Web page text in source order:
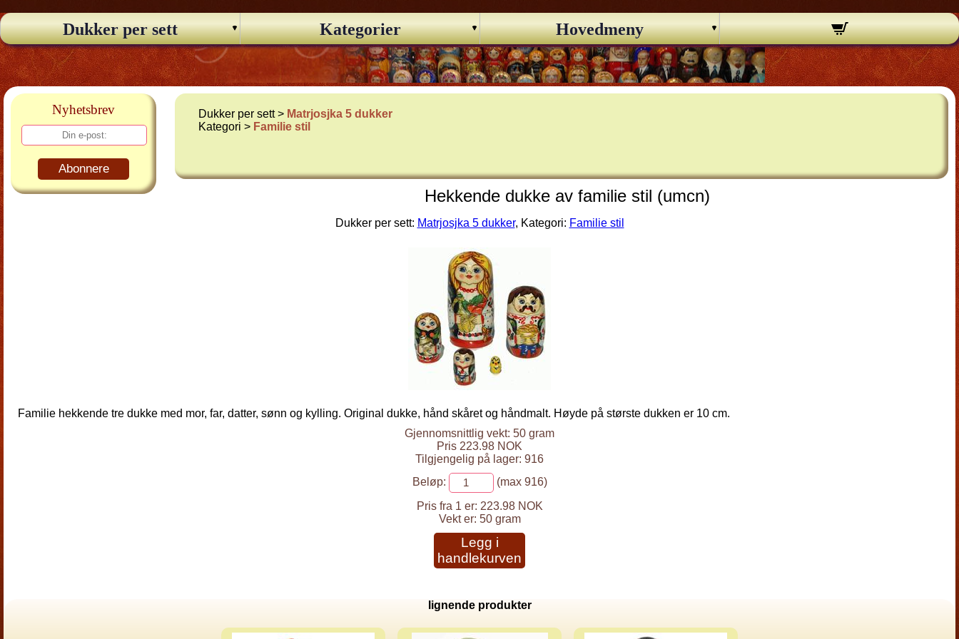
Dukker per sett Kategorier Hovedmeny
Nyhetsbrev
Abonnere
Dukker per sett > Matrjosjka 5 dukker
Kategori > Familie stil
Hekkende dukke av familie stil (umcn)
Dukker per sett: Matrjosjka 5 dukker, Kategori: Familie stil
Familie hekkende tre dukke med mor, far, datter, sønn og kylling. Original dukke, hånd skåret og håndmalt. Høyde på største dukken er 10 cm.
Gjennomsnittlig vekt: 50 gram
Pris 223.98 NOK
Tilgjengelig på lager: 916
Beløp:
(max 916)
Pris fra 1 er: 223.98 NOK
Vekt er: 50 gram
Legg i
handlekurven
lignende produkter